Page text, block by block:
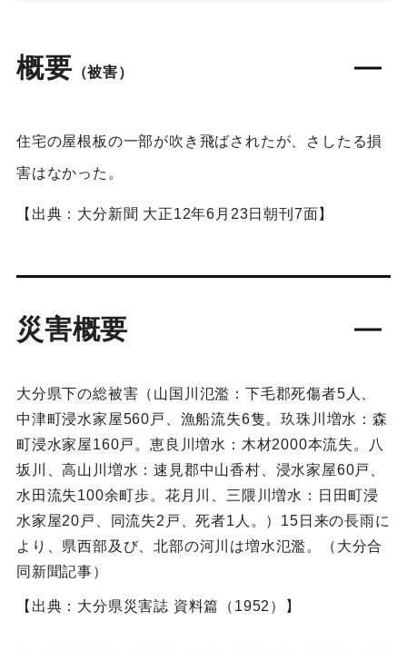
概要 （被害）
住宅の屋根板の一部が吹き飛ばされたが、さしたる損
害はなかった。
【出典：大分新聞 大正12年6月23日朝刊7面】
災害概要
大分県下の総被害（山国川氾濫：下毛郡死傷者5人、
中津町浸水家屋560戸、漁船流失6隻。玖珠川増水：森
町浸水家屋160戸。恵良川増水：木材2000本流失。八
坂川、高山川増水：速見郡中山香村、浸水家屋60戸、
水田流失100余町歩。花月川、三隈川増水：日田町浸
水家屋20戸、同流失2戸、死者1人。）15日来の長雨に
より、県西部及び、北部の河川は増水氾濫。（大分合
同新聞記事）
【出典：大分県災害誌 資料篇（1952）】